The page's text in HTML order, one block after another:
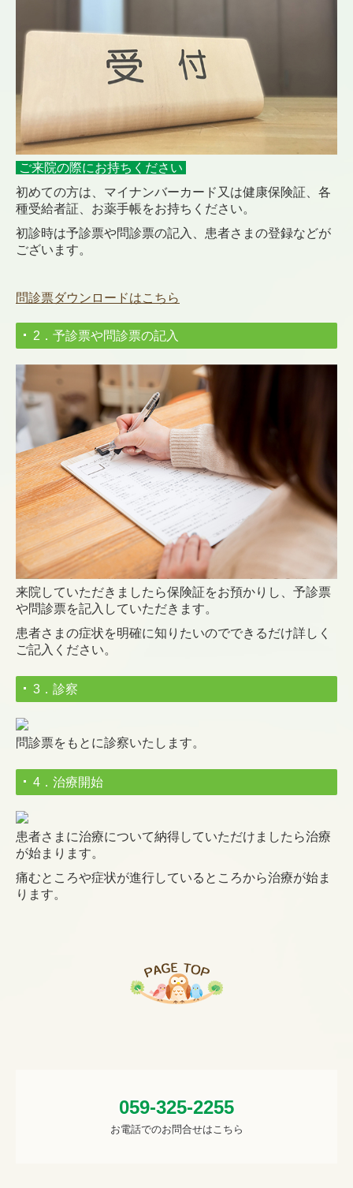
ご来院の際にお持ちください
初めての方は、マイナンバーカード又は健康保険証、各
種受給者証、お薬手帳をお持ちください。
初診時は予診票や問診票の記入、患者さまの登録などが
ございます。
問診票ダウンロードはこちら
2．予診票や問診票の記入
来院していただきましたら保険証をお預かりし、 予診票
や問診票を記入 していただきます。
患者さまの症状を明確に知りたいのでできるだけ詳しく
ご記入ください。
3．診察
問診票をもとに診察いた します。
4．治療開始
患者さまに治療について納得していただけましたら治療
が始まります。
痛むところや症状が進行しているところから治療が始ま
ります。
059-325-2255
お電話でのお問合せはこちら